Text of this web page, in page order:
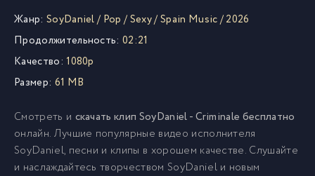
Жанр: SoyDaniel/ Pop /Sexy/Spain Music/2026
Продолжительность: 02:21
Качество: 1080p
Размер: 61 MB
Смотреть и скачать клип SoyDaniel - Criminale бесплатно
онлайн. Лучшие популярные видео исполнителя
SoyDaniel, песни и клипы в хорошем качестве. Слушайте
и наслаждайтесь творчеством SoyDaniel и новым